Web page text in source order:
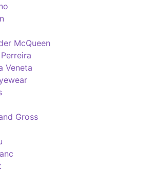
McQueen
Veneta
Gross